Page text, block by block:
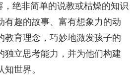
，绝非简单的说教或枯燥的知识
有趣的故事、富有想象力的动
教育理念，巧妙地激发孩子的
独立思考能力，并为他们构建
世界。